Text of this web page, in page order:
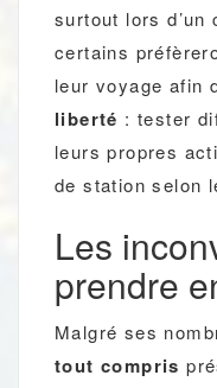
surtout lors d’un
certains
leur voyage afin
liberté : tester
leurs propres
de station selon
Les
prendre
Malgré ses
tout compris